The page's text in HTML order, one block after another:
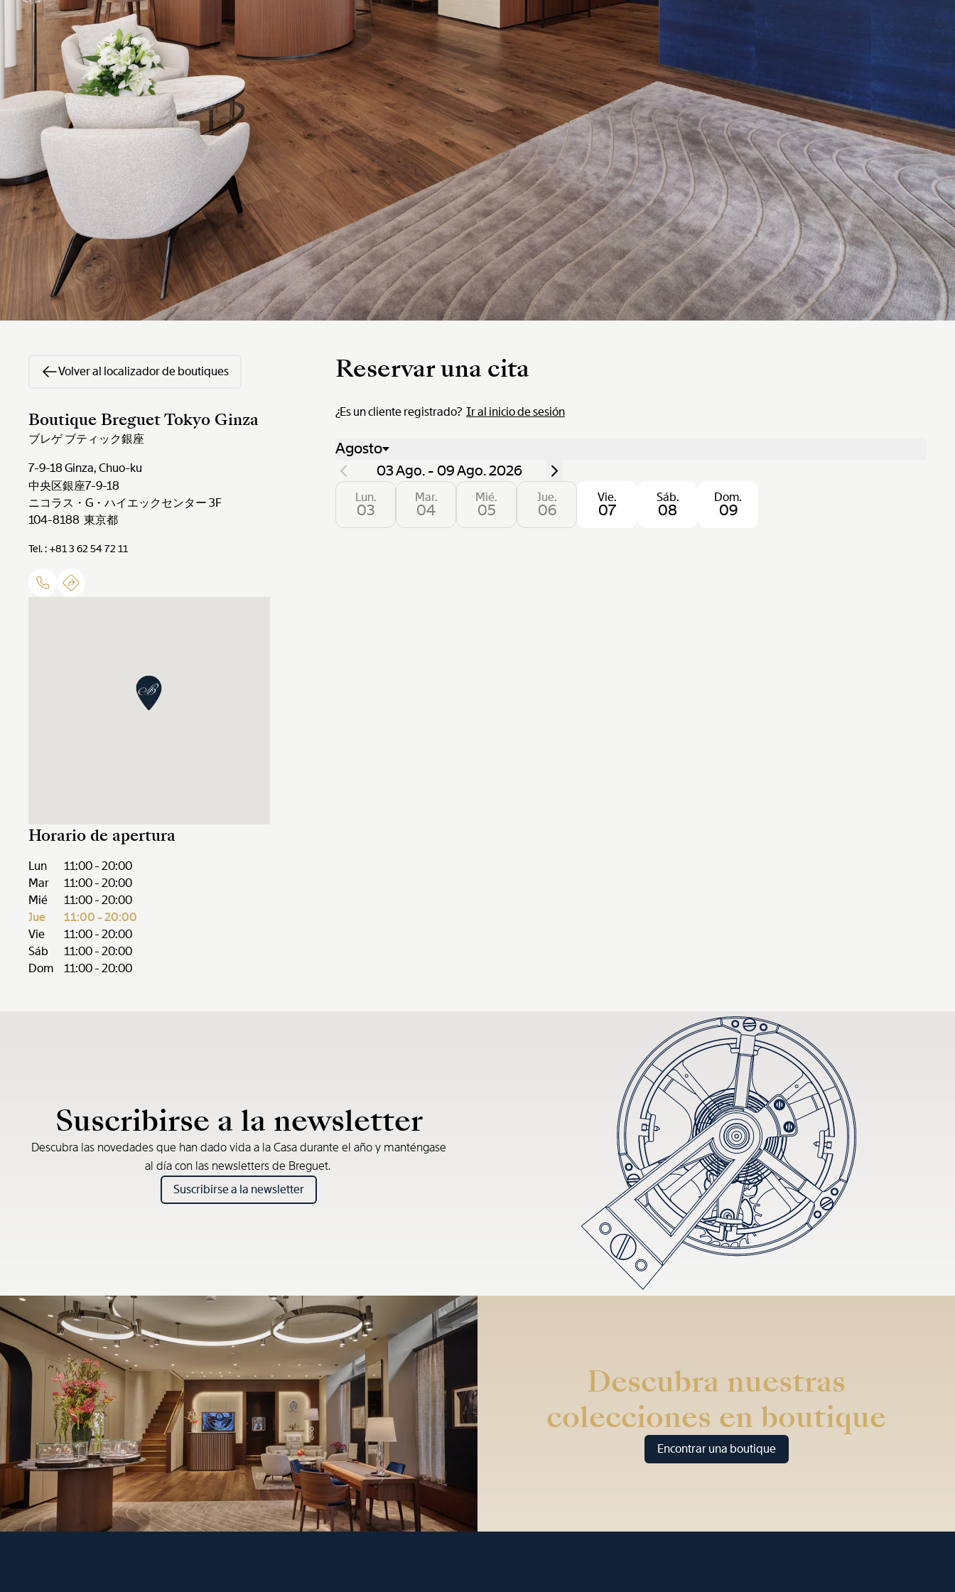
Volver al localizador de boutiques
Boutique Breguet Tokyo Ginza
ブレゲ ブティック銀座
7-9-18 Ginza, Chuo-ku
中央区銀座7-9-18
ニコラス・G・ハイエックセンター 3F
104-8188 東京都
Tel. : +81 3 62 54 72 11
Horario de apertura
Lun
11:00 - 20:00
Mar
11:00 - 20:00
Mié
11:00 - 20:00
Jue
11:00 - 20:00
Vie
11:00 - 20:00
Sáb
11:00 - 20:00
Dom
11:00 - 20:00
Reservar una cita
¿Es un cliente registrado? Ir al inicio de sesión
Agosto
03 Ago. - 09 Ago. 2026
Lun.
03
Mar.
04
Mié.
05
Jue.
06
Vie.
07
Sáb.
08
Dom.
09
Suscribirse a la newsletter
Descubra las novedades que han dado vida a la Casa durante el año y manténgase
al día con las newsletters de Breguet.
Suscribirse a la newsletter
Descubra nuestras
colecciones en boutique
Encontrar una boutique